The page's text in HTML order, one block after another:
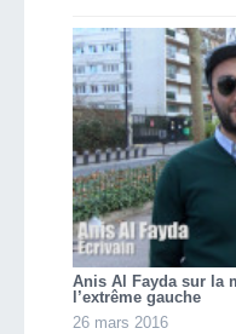
Anis Al Fayda sur la
l’extrême gauche
26 mars 2016